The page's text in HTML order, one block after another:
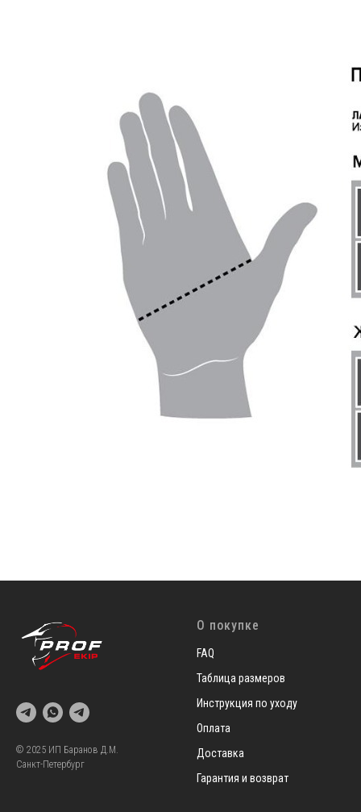
© 2025 ИП Баранов Д.М.
Санкт-Петербург
О покупке
FAQ
Таблица размеров
Инструкция по уходу
Оплата
Доставка
Гарантия и возврат